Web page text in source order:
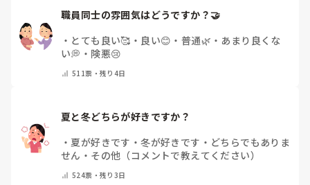
職員同士の雰囲気はどうですか？🤝
・ とても良い🥰 ・ 良い😊 ・ 普通🌿 ・ あまり良くな
い💭 ・ 険悪😢
511票・残り4日
夏と冬どちらが好きですか？
・ 夏が好きです ・冬が好きです ・ どちらでもありま
せん ・ その他（コメントで教えてください）
524票・残り3日